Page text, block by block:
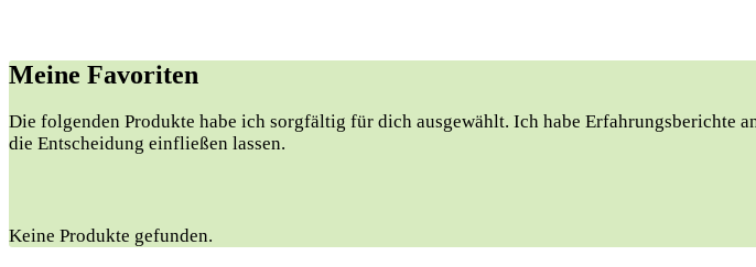
Meine Favoriten
Die folgenden Produkte⁣ habe ich⁣ sorgfältig für dich ausgewählt. ‍Ich habe Erfahrungsberichte
die Entscheidung einfließen‍ lassen.
Keine Produkte gefunden.